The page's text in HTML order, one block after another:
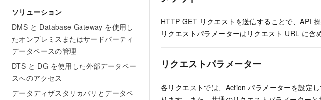
ソリューション
DMS と Database Gateway を使用し
たオンプレミスまたはサードパーティ
データベースの管理
DTS と DG を使用した外部データベー
スへのアクセス
データディザスタリカバリとデータベ
HTTP GET リクエストを送信することで、API
リクエストパラメーターはリクエスト URL に含
リクエストパラメーター
各リクエストでは、Action パラメーターを設定